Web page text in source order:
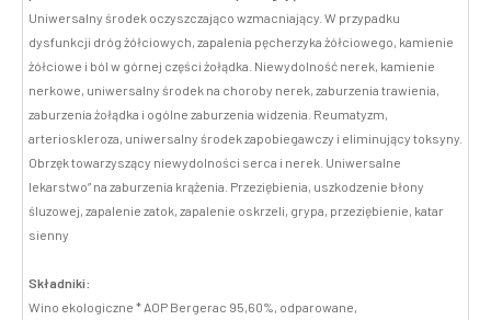
Uniwersalny środek oczyszczająco wzmacniający. W przypadku
dysfunkcji dróg żółciowych, zapalenia pęcherzyka żółciowego, kamienie
żółciowe i ból w górnej części żołądka. Niewydolność nerek, kamienie
nerkowe, uniwersalny środek na choroby nerek, zaburzenia trawienia,
zaburzenia żołądka i ogólne zaburzenia widzenia. Reumatyzm,
arterioskleroza, uniwersalny środek zapobiegawczy i eliminujący toksyny.
Obrzęk towarzyszący niewydolności serca i nerek. Uniwersalne
lekarstwo” na zaburzenia krążenia. Przeziębienia, uszkodzenie błony
śluzowej, zapalenie zatok, zapalenie oskrzeli, grypa, przeziębienie, katar
sienny
Składniki:
Wino ekologiczne * AOP Bergerac 95,60%, odparowane,